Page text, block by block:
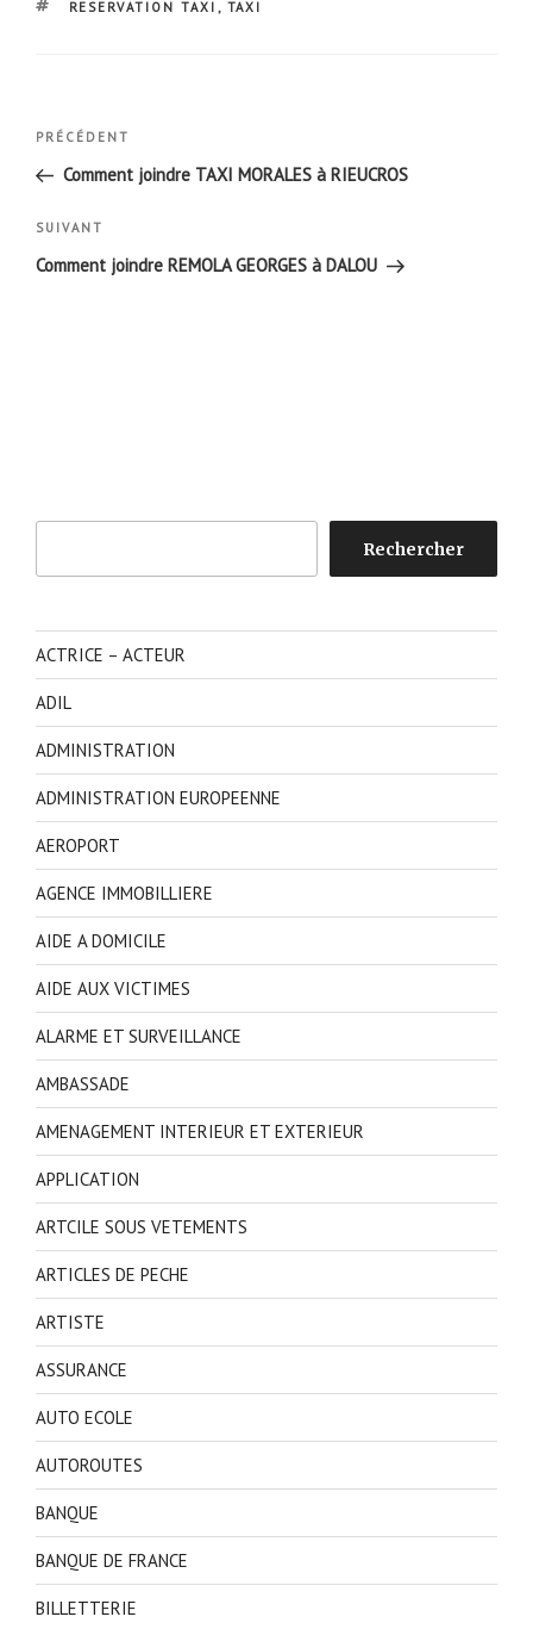
ÉTIQUETTES
RESERVATION TAXI , TAXI
Navigation
l’article
Article
précédent
PRÉCÉDENT
Comment joindre TAXI MORALES à RIEUCROS
Article
suivant
SUIVANT
Comment joindre REMOLA GEORGES à DALOU
Rechercher
ACTRICE – ACTEUR
ADIL
ADMINISTRATION
ADMINISTRATION EUROPEENNE
AEROPORT
AGENCE IMMOBILLIERE
AIDE A DOMICILE
AIDE AUX VICTIMES
ALARME ET SURVEILLANCE
AMBASSADE
AMENAGEMENT INTERIEUR ET EXTERIEUR
APPLICATION
ARTCILE SOUS VETEMENTS
ARTICLES DE PECHE
ARTISTE
ASSURANCE
AUTO ECOLE
AUTOROUTES
BANQUE
BANQUE DE FRANCE
BILLETTERIE